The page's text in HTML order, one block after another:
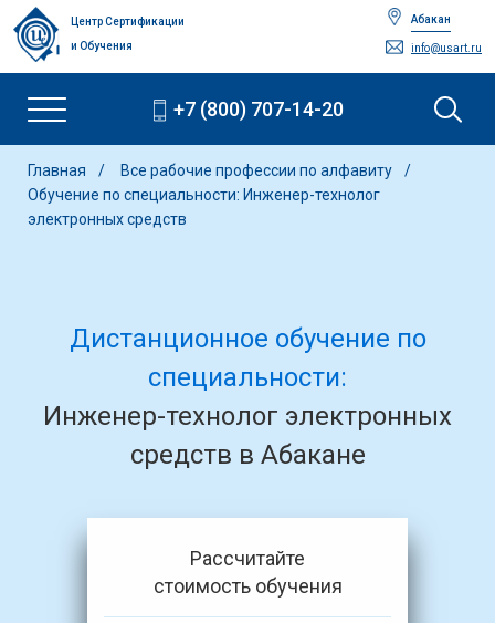
Центр Сертификации
и Обучения
Абакан
info@usart.ru
+7 (800) 707-14-20
Главная
Все рабочие профессии по алфавиту
Обучение по специальности: Инженер-технолог
электронных средств
Дистанционное обучение по
специальности:
Инженер-технолог электронных
средств в Абакане
Рассчитайте
стоимость обучения